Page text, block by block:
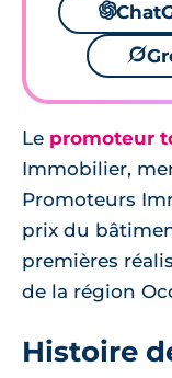
🌌
🪐
Le promoteur
Immobilier,
Promoteurs
prix du
premières
de la région
Histoire